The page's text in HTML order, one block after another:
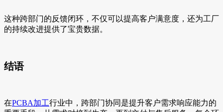
这种跨部门的反馈闭环，不仅可以提高客户满意度，还为工厂
的持续改进提供了宝贵数据。
结语
在PCBA加工行业中，跨部门协同是提升客户需求响应能力的